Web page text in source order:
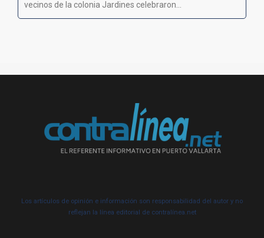
vecinos de la colonia Jardines celebraron...
Los artículos de opinión e información son responsabilidad del autor y no
reflejan la línea editorial de contralínea.net